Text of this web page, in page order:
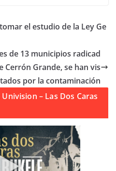
el estudio de la Ley Ge
de 13 municipios radicad
Cerrón Grande, se han vis
por la contaminación
Univision – Las Dos Caras